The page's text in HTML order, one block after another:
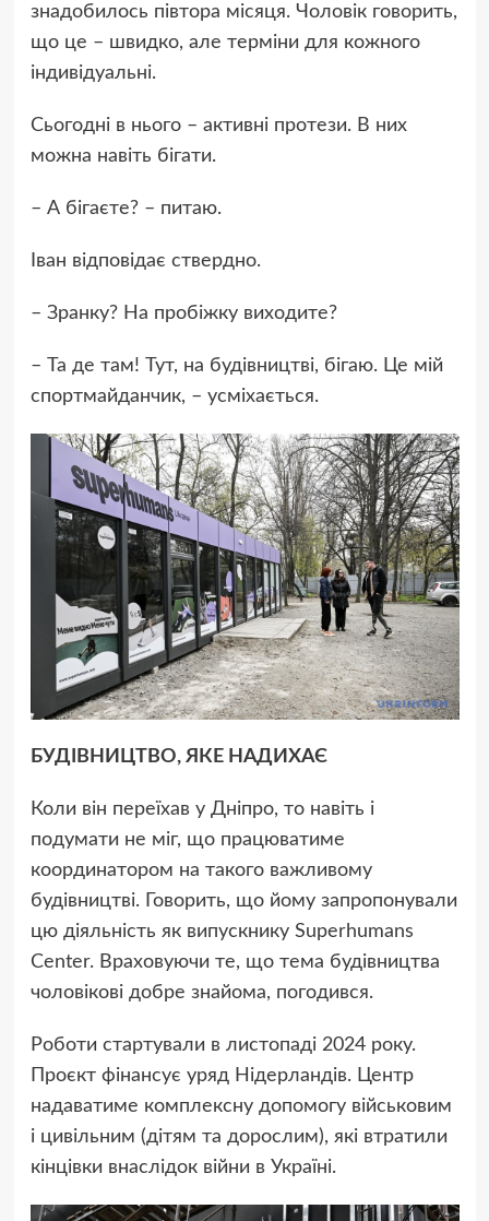
знадобилось півтора місяця. Чоловік говорить,
що це – швидко, але терміни для кожного
індивідуальні.
Сьогодні в нього – активні протези. В них
можна навіть бігати.
– А бігаєте? – питаю.
Іван відповідає ствердно.
– Зранку? На пробіжку виходите?
– Та де там! Тут, на будівництві, бігаю. Це мій
спортмайданчик, – усміхається.
БУДІВНИЦТВО, ЯКЕ НАДИХАЄ
Коли він переїхав у Дніпро, то навіть і
подумати не міг, що працюватиме
координатором на такого важливому
будівництві. Говорить, що йому запропонували
цю діяльність як випускнику Superhumans
Center. Враховуючи те, що тема будівництва
чоловікові добре знайома, погодився.
Роботи стартували в листопаді 2024 року.
Проєкт фінансує уряд Нідерландів. Центр
надаватиме комплексну допомогу військовим
і цивільним (дітям та дорослим), які втратили
кінцівки внаслідок війни в Україні.